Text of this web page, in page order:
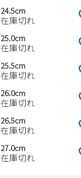
24.5cm
在庫切れ
25.0cm
在庫切れ
25.5cm
在庫切れ
26.0cm
在庫切れ
26.5cm
在庫切れ
27.0cm
在庫切れ